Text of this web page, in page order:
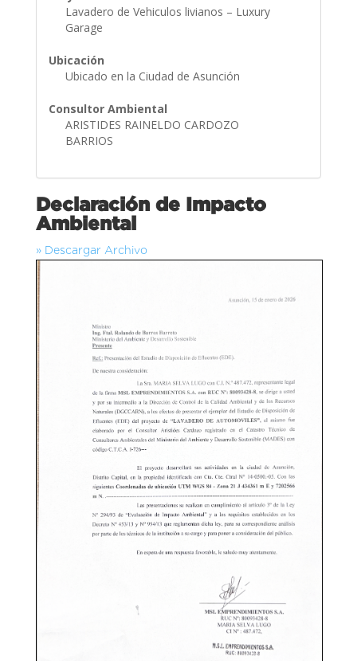
Lavadero de Vehiculos livianos – Luxury
Garage
Ubicación
Ubicado en la Ciudad de Asunción
Consultor Ambiental
ARISTIDES RAINELDO CARDOZO
BARRIOS
Declaración de Impacto
Ambiental
» Descargar Archivo